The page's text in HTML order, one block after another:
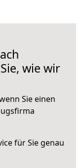
wie wir
Sie einen
für Sie genau